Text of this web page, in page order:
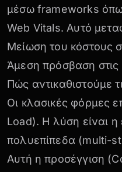
μέσω frameworks
Web Vitals. Αυτό
Μείωση του κόστους
Άμεση πρόσβαση
Πώς αντικαθιστούμε
Οι κλασικές φόρμες
Load). Η λύση είναι
πολυεπίπεδα (multi-
Αυτή η προσέγγιση